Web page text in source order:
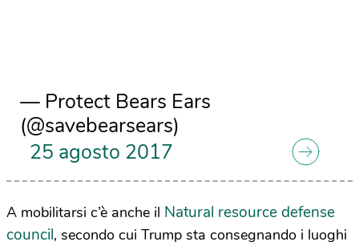
— Protect Bears Ears
(@savebearsears)
25 agosto 2017
A mobilitarsi c’è anche il Natural resource defense
council, secondo cui Trump sta consegnando i luoghi